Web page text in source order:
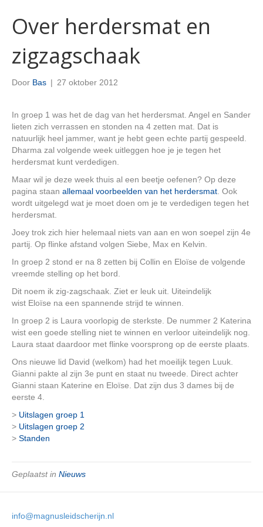
Over herdersmat en
zigzagschaak
Door Bas | 27 oktober 2012
In groep 1 was het de dag van het herdersmat. Angel en Sander
lieten zich verrassen en stonden na 4 zetten mat. Dat is
natuurlijk heel jammer, want je hebt geen echte partij gespeeld.
Dharma zal volgende week uitleggen hoe je je tegen het
herdersmat kunt verdedigen.
Maar wil je deze week thuis al een beetje oefenen? Op deze
pagina staan allemaal voorbeelden van het herdersmat . Ook
wordt uitgelegd wat je moet doen om je te verdedigen tegen het
herdersmat.
Joey trok zich hier helemaal niets van aan en won soepel zijn 4e
partij. Op flinke afstand volgen Siebe, Max en Kelvin.
In groep 2 stond er na 8 zetten bij Collin en Eloïse de volgende
vreemde stelling op het bord.
Dit noem ik zig-zagschaak. Ziet er leuk uit. Uiteindelijk
wist Eloïse na een spannende strijd te winnen.
In groep 2 is Laura voorlopig de sterkste. De nummer 2 Katerina
wist een goede stelling niet te winnen en verloor uiteindelijk nog.
Laura staat daardoor met flinke voorsprong op de eerste plaats.
Ons nieuwe lid David (welkom) had het moeilijk tegen Luuk.
Gianni pakte al zijn 3e punt en staat nu tweede. Direct achter
Gianni staan Katerine en Eloïse. Dat zijn dus 3 dames bij de
eerste 4.
> Uitslagen groep 1
> Uitslagen groep 2
> Standen
Geplaatst in Nieuws
info@magnusleidscherijn.nl